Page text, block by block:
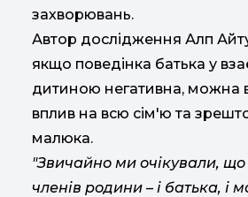
захворювань.
Автор дослідження Алп
якщо поведінка батька у
дитиною негативна, можна
вплив на всю сім'ю та
малюка.
"Звичайно ми очікували, що
членів родини – і батька, і